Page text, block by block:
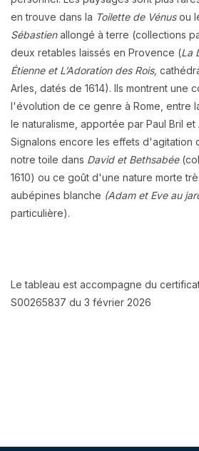
en trouve dans la Toilette de Vénusou
Sébastienallongé à terre (collections
deux retables laissés en Provence (La
Étienne et L’Adoration des Rois,
Arles, datés de 1614). Ils montrent une
l'évolution de ce genre à Rome, entre
le naturalisme, apportée par Paul Bril et
Signalons encore les effets d'agitation
notre toile dans David et Bethsabée
1610) ou ce goût d'une nature morte
aubépines blanche (Adam et Eve au
particulière).
Le tableau est accompagne du
S00265837 du 3 février 2026